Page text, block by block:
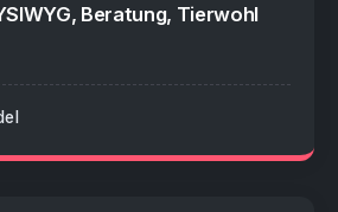
Beratung, Tierwohl